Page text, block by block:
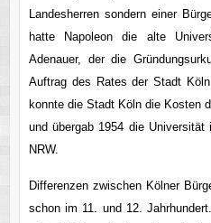
Landesherren sondern einer
hatte Napoleon die alte
Adenauer, der die
Auftrag des Rates der Stadt
konnte die Stadt Köln die Kosten
und übergab 1954 die
NRW.
Differenzen zwischen Kölner
schon im 11. und 12.